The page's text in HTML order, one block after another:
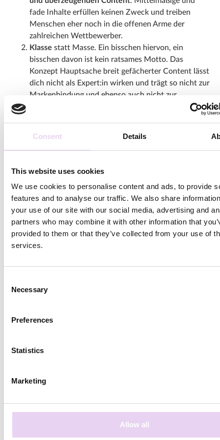
Consent Details
This website uses cookies
We use cookies to personalise content and ads, to provide
features and to analyse our traffic. We also share
your use of our site with our social media, advertising and
partners who may combine it with other information that
provided to them or that they’ve collected from your use of
services.
Selection
Necessary
Preferences
Statistics
Marketing
Allow all
fade Inhalte erfüllen keinen Zweck und treiben
Menschen eher noch in die offenen Arme der
zahlreichen Wettbewerber.
Klasse statt Masse. Ein bisschen hiervon, ein
bisschen davon ist kein ratsames Motto. Das
Konzept Hauptsache breit gefächerter Content lässt
dich nicht als Expert:in wirken und trägt so nicht zur
Markenbindung und ebenso auch nicht zur
Warum visueller Social
Content aus der
Community?
Visual Social Content
von der Community einer Marke rund um diese
Content (UGC) als auch Influencer Content und
ausschließlich) auf Social Media Content.
Käufer:innen erstellt und unmittelbar (z. B. per